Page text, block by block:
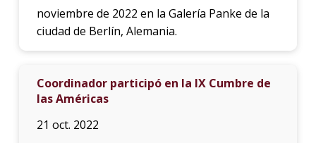
noviembre de 2022 en la Galería Panke de la
ciudad de Berlín, Alemania.
Coordinador participó en la IX Cumbre de
las Américas
21 oct. 2022